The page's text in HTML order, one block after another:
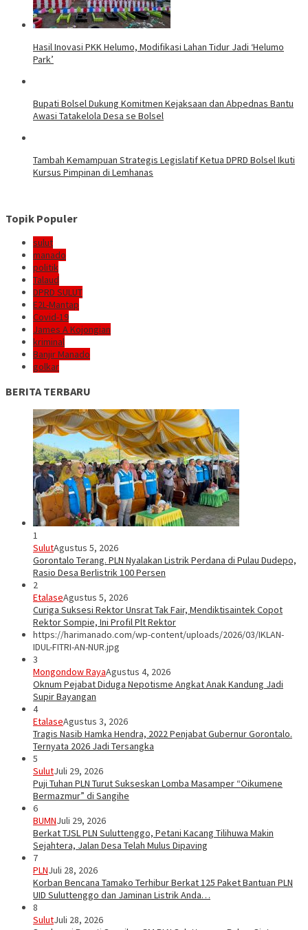
Hasil Inovasi PKK Helumo, Modifikasi Lahan Tidur Jadi ‘Helumo
Park’
Bupati Bolsel Dukung Komitmen Kejaksaan dan Abpednas Bantu
Awasi Tatakelola Desa se Bolsel
Tambah Kemampuan Strategis Legislatif Ketua DPRD Bolsel Ikuti
Kursus Pimpinan di Lemhanas
Topik Populer
sulut
manado
politik
Talaud
DPRD SULUT
E2L-Mantap
Covid-19
James A Kojongian
kriminal
Banjir Manado
golkar
BERITA TERBARU
1
SulutAgustus 5, 2026
Gorontalo Terang. PLN Nyalakan Listrik Perdana di Pulau Dudepo,
Rasio Desa Berlistrik 100 Persen
2
EtalaseAgustus 5, 2026
Curiga Suksesi Rektor Unsrat Tak Fair, Mendiktisaintek Copot
Rektor Sompie, Ini Profil Plt Rektor
https://harimanado.com/wp-content/uploads/2026/03/IKLAN-
IDUL-FITRI-AN-NUR.jpg
3
Mongondow RayaAgustus 4, 2026
Oknum Pejabat Diduga Nepotisme Angkat Anak Kandung Jadi
Supir Bayangan
4
EtalaseAgustus 3, 2026
Tragis Nasib Hamka Hendra, 2022 Penjabat Gubernur Gorontalo.
Ternyata 2026 Jadi Tersangka
5
SulutJuli 29, 2026
Puji Tuhan PLN Turut Sukseskan Lomba Masamper “Oikumene
Bermazmur” di Sangihe
6
BUMNJuli 29, 2026
Berkat TJSL PLN Suluttenggo, Petani Kacang Tilihuwa Makin
Sejahtera, Jalan Desa Telah Mulus Dipaving
7
PLNJuli 28, 2026
Korban Bencana Tamako Terhibur Berkat 125 Paket Bantuan PLN
UID Suluttenggo dan Jaminan Listrik Anda…
8
SulutJuli 28, 2026